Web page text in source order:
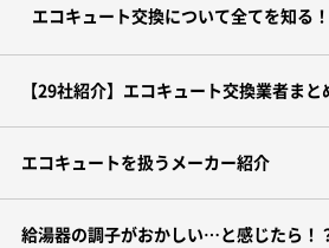
エコキュート交換について全てを知る
【29社紹介】エコキュート交換業者まと
エコキュートを扱うメーカー紹介
給湯器の調子がおかしい…と感じたら！